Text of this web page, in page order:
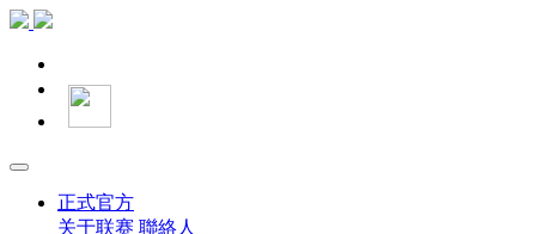
正式官方
关于联赛 聯絡人